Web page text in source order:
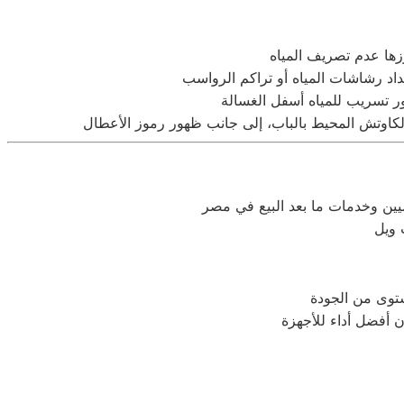
عدم تصريف المياه
تسريب للمياه أسفل الغسالة
ويل